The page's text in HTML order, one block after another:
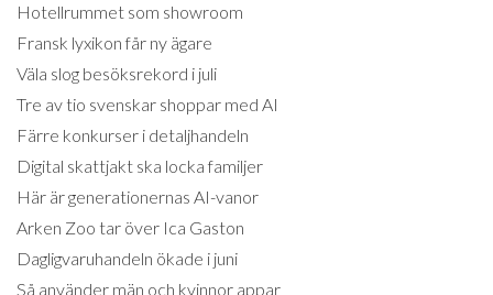
Hotellrummet som showroom
Fransk lyxikon får ny ägare
Väla slog besöksrekord i juli
Tre av tio svenskar shoppar med AI
Färre konkurser i detaljhandeln
Digital skattjakt ska locka familjer
Här är generationernas AI-vanor
Arken Zoo tar över Ica Gaston
Dagligvaruhandeln ökade i juni
Så använder män och kvinnor appar